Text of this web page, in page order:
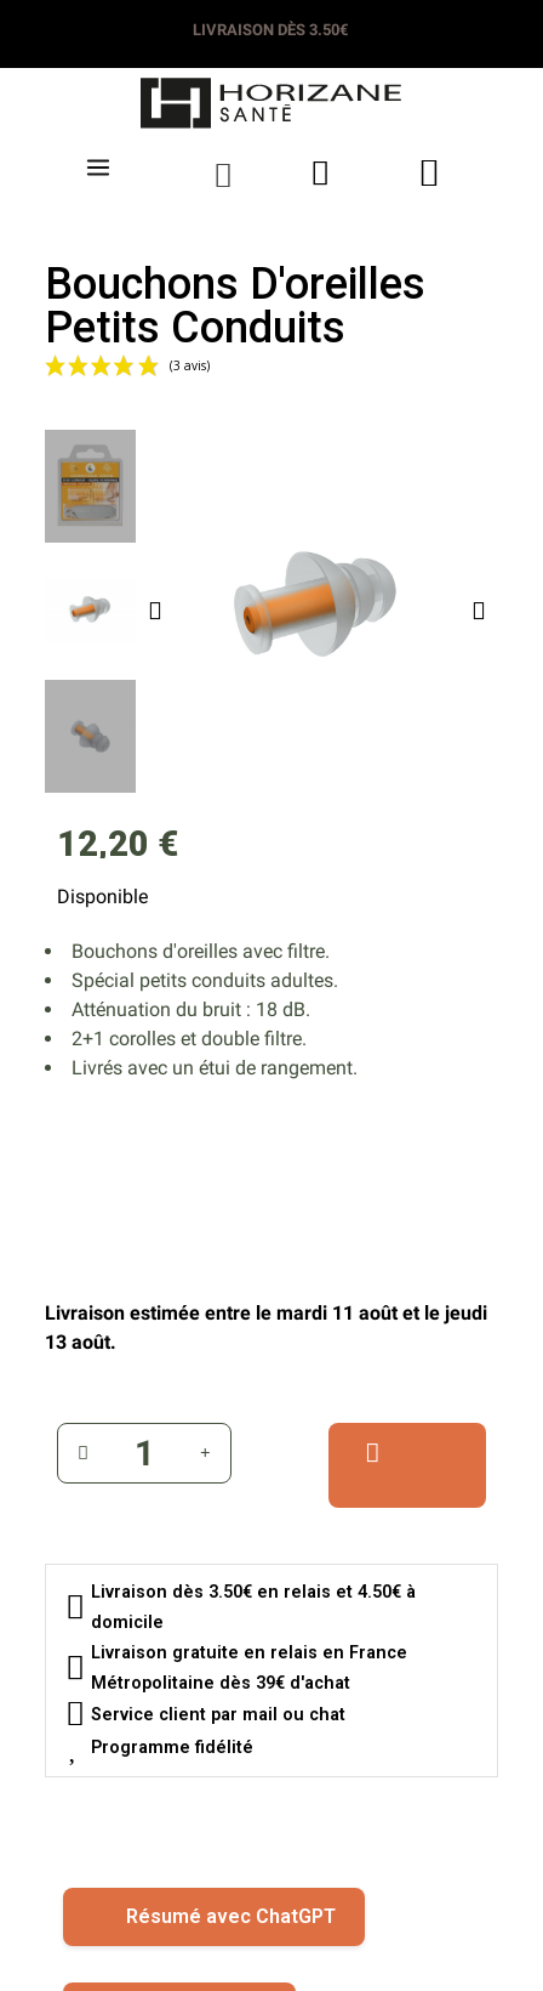
LIVRAISON DÈS 3.50€
Bouchons D'oreilles
Petits Conduits
12,20 €
Disponible
Bouchons d'oreilles avec filtre.
Spécial petits conduits adultes.
Atténuation du bruit : 18 dB.
2+1 corolles et double filtre.
Livrés avec un étui de rangement.
Livraison estimée entre le mardi 11 août et le jeudi
13 août.
Livraison dès 3.50€ en relais et 4.50€ à
domicile
Livraison gratuite en relais en France
Métropolitaine dès 39€ d'achat
Service client par mail ou chat
Programme fidélité
Résumé avec ChatGPT